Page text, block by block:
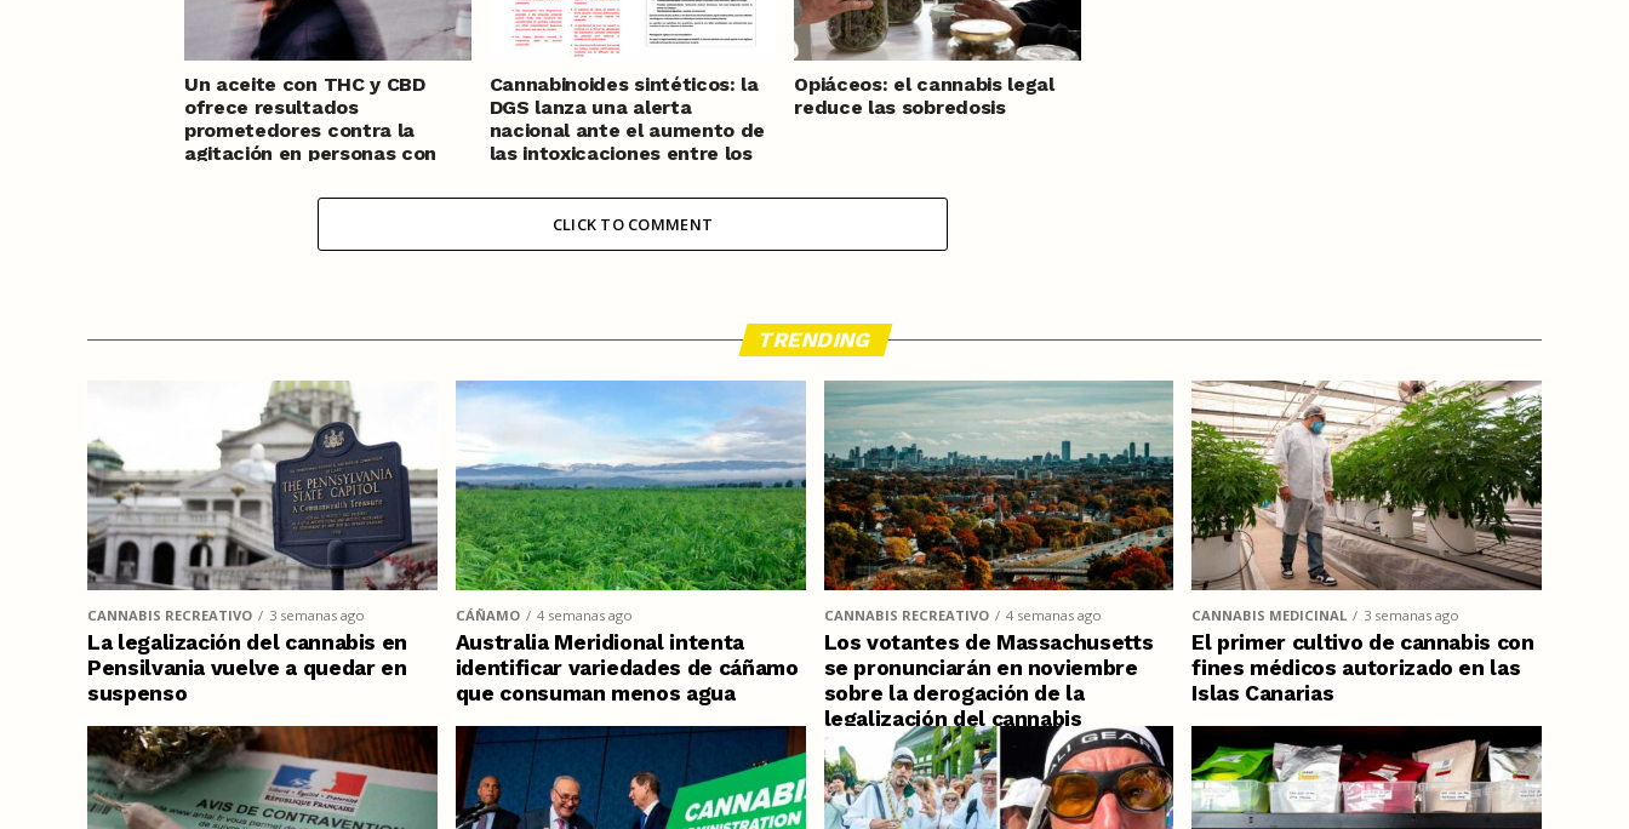
Un aceite con THC y CBD
ofrece resultados
prometedores contra la
agitación en personas con
Cannabinoides sintéticos: la
DGS lanza una alerta
nacional ante el aumento de
las intoxicaciones entre los
Opiáceos: el cannabis legal
reduce las sobredosis
CLICK TO COMMENT
TRENDING
CANNABIS RECREATIVO 3 semanas ago
La legalización del cannabis en
Pensilvania vuelve a quedar en
suspenso
CÁÑAMO 4 semanas ago
Australia Meridional intenta
identificar variedades de cáñamo
que consuman menos agua
CANNABIS RECREATIVO 4 semanas ago
Los votantes de Massachusetts
se pronunciarán en noviembre
sobre la derogación de la
legalización del cannabis
CANNABIS MEDICINAL 3 semanas ago
El primer cultivo de cannabis con
fines médicos autorizado en las
Islas Canarias